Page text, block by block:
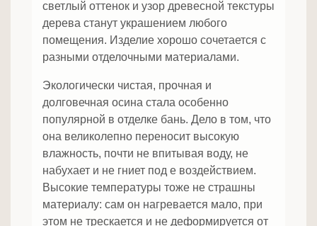
светлый оттенок и узор древесной текстуры
дерева станут украшением любого
помещения. Изделие хорошо сочетается с
разными отделочными материалами.
Экологически чистая, прочная и
долговечная осина стала особенно
популярной в отделке бань. Дело в том, что
она великолепно переносит высокую
влажность, почти не впитывая воду, не
набухает и не гниет под е воздействием.
Высокие температуры тоже не страшны
материалу: сам он нагревается мало, при
этом не трескается и не деформируется от